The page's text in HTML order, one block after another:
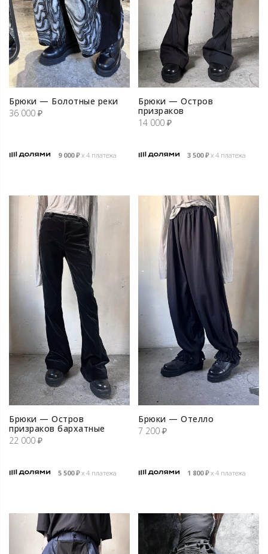
Брюки — Болотные реки
36 000 ₽
9 000₽х 4 платежа
Брюки — Остров
призраков
14 000 ₽
3 500₽х 4 платежа
Брюки — Остров
призраков бархатные
22 000 ₽
5 500₽х 4 платежа
Брюки — Отелло
7 200 ₽
1 800₽х 4 платежа